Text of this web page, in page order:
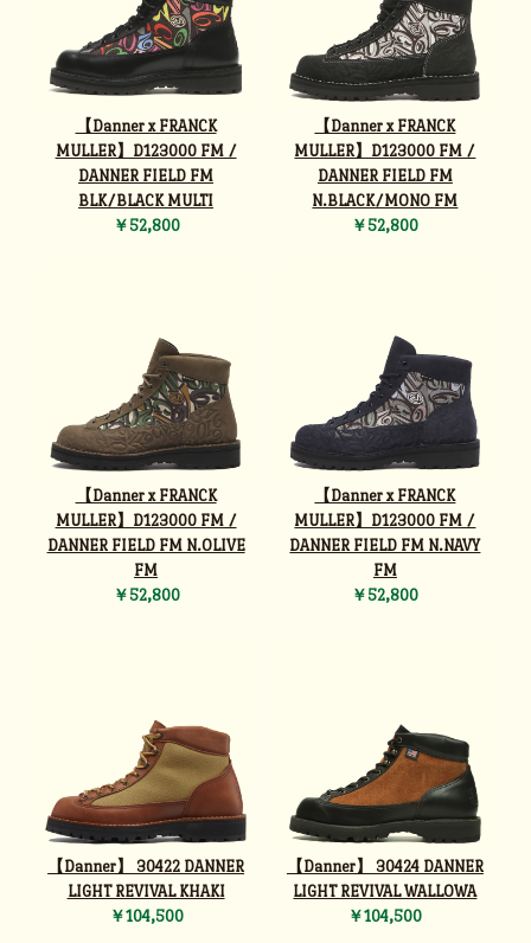
【Danner x FRANCK
MULLER】D123000 FM /
DANNER FIELD FM
BLK/BLACK MULTI
￥52,800
【Danner x FRANCK
MULLER】D123000 FM /
DANNER FIELD FM
N.BLACK/MONO FM
￥52,800
【Danner x FRANCK
MULLER】D123000 FM /
DANNER FIELD FM N.OLIVE
FM
￥52,800
【Danner x FRANCK
MULLER】D123000 FM /
DANNER FIELD FM N.NAVY
FM
￥52,800
【Danner】 30422 DANNER
LIGHT REVIVAL KHAKI
￥104,500
【Danner】 30424 DANNER
LIGHT REVIVAL WALLOWA
￥104,500